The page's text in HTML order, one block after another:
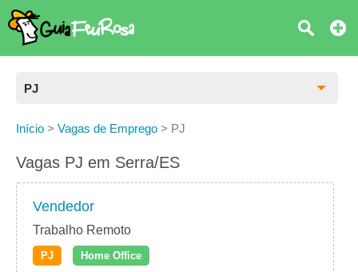
PJ
Todas as Vagas
CLT
Freelancer
PJ
Início > Vagas de Emprego > PJ
Vagas PJ em Serra/ES
Vendedor
Trabalho Remoto
PJ Home Office